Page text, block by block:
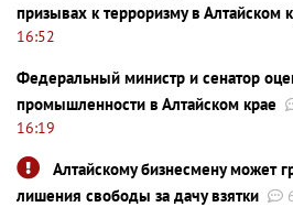
призывах к терроризму в Алтайском
16:52
Федеральный министр и сенатор
промышленности в Алтайском крае
16:19
Алтайскому бизнесмену может
лишения свободы за дачу взятки